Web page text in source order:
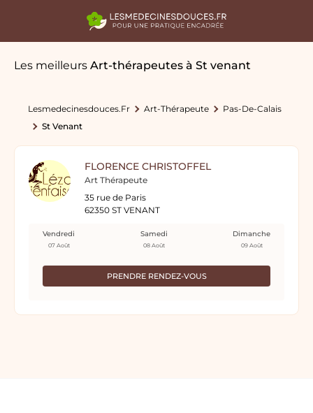
Les meilleurs Art-thérapeutes à St venant
Lesmedecinesdouces.fr Art-Thérapeute
Pas-De-Calais
St Venant
FLORENCE CHRISTOFFEL
Art Thérapeute
35 rue de Paris
62350 ST VENANT
PRENDRE RENDEZ-VOUS
Vendredi
07 Août
Samedi
08 Août
Dimanche
09 Août